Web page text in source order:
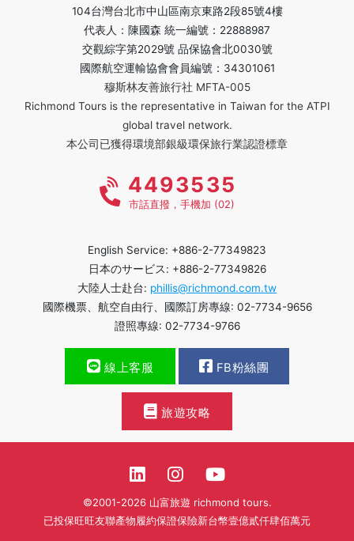
104台灣台北市中山區南京東路2段85號4樓
代表人：陳國森 統一編號：22888987
交觀綜字第2029號 品保協會北0030號
國際航空運輸協會會員編號：34301061
穆斯林友善旅行社 MFTA-005
Richmond Tours is the representative in Taiwan for the ATPI
global travel network.
本公司已獲得環境部銀級環保旅行業認證標章
4493535
市話直撥，手機加 (02)
English Service: +886-2-77349823
日本のサービス: +886-2-77349826
大陸人士赴台: phillis@richmond.com.tw
國際機票、航空自由行、國際訂房專線: 02-7734-9656
證照專線: 02-7734-9766
線上客服 FB粉絲團
旅遊攻略
©2001-2026 山富旅遊 richmond tours.
已投保旺旺友聯產物履約保證保險新台幣壹億貳仟肆佰萬元